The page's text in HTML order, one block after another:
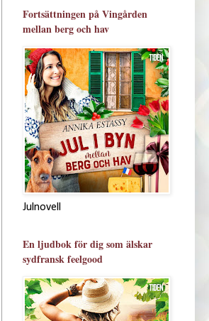
Fortsättningen på Vingården
mellan berg och hav
Julnovell
En ljudbok för dig som älskar
sydfransk feelgood